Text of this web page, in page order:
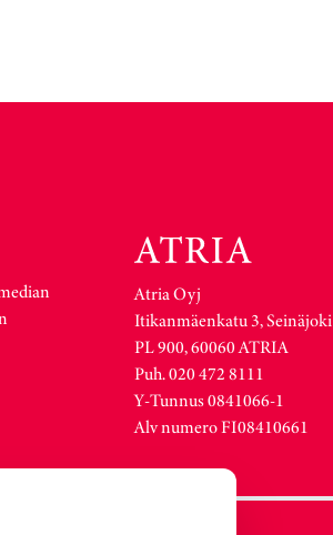
Atria Oyj
Itikanmäenkatu 3, Seinäjoki
PL 900, 60060 ATRIA
Puh. 020 472 8111
Y-Tunnus 0841066-1
Alv numero FI08410661